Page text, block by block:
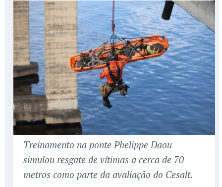
Treinamento na ponte Phelippe Daou
simulou resgate de vítimas a cerca de 70
metros como parte da avaliação do Cesalt.